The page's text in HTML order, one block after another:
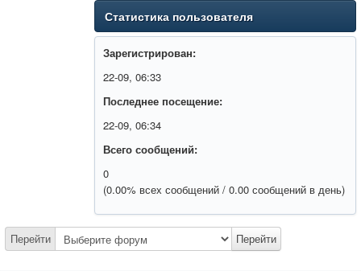
Статистика пользователя
Зарегистрирован:
22-09, 06:33
Последнее посещение:
22-09, 06:34
Всего сообщений:
0
(0.00% всех сообщений / 0.00 сообщений в день)
Перейти Перейти